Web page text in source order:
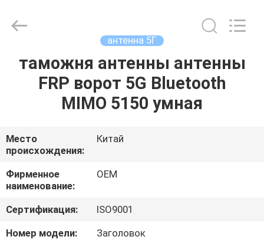
ДОМ
ПРОДУКТЫ
О
НАС
ПУТЕШЕСТВИЕ
ФАБРИКИ
Rights
Reserved.
антенна 5Г
таможня антенны антенны
FRP ворот 5G Bluetooth
MIMO 5150 умная
Место
происхождения:
Китай
Фирменное
наименование:
OEM
Сертификация:
ISO9001
Номер модели:
Заголовок